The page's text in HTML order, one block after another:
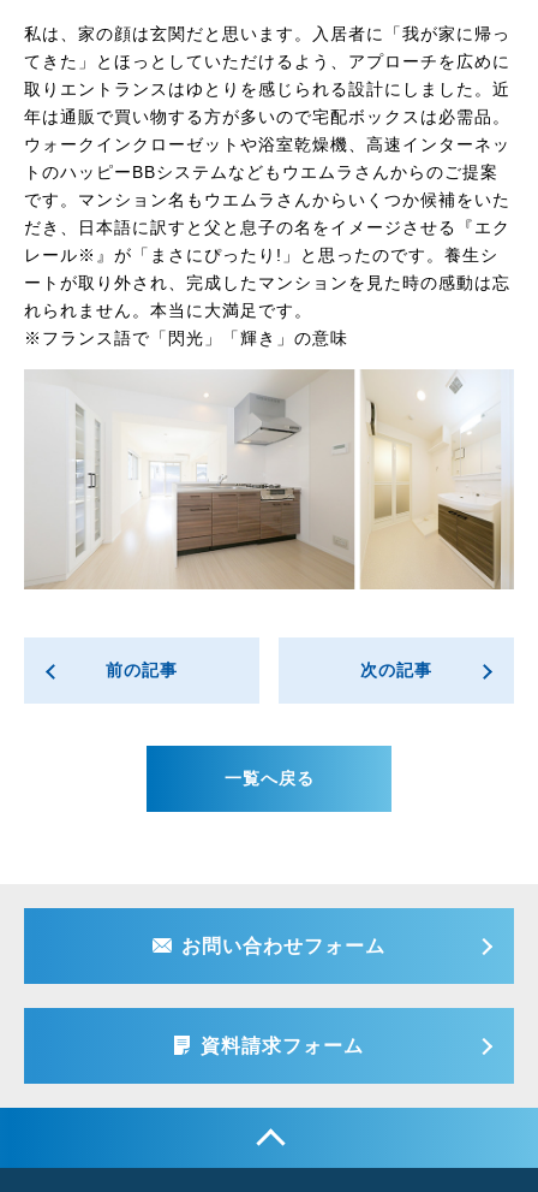
私は、家の顔は玄関だと思います。入居者に「我が家に帰っ
てきた」とほっとしていただけるよう、アプローチを広めに
取りエントランスはゆとりを感じられる設計にしました。近
年は通販で買い物する方が多いので宅配ボックスは必需品。
ウォークインクローゼットや浴室乾燥機、高速インターネッ
トのハッピーBBシステムなどもウエムラさんからのご提案
です。マンション名もウエムラさんからいくつか候補をいた
だき、日本語に訳すと父と息子の名をイメージさせる『エク
レール※』が「まさにぴったり!」と思ったのです。養生シ
ートが取り外され、完成したマンションを見た時の感動は忘
れられません。本当に大満足です。
※フランス語で「閃光」「輝き」の意味
前の記事
一覧へ戻る
次の記事
お問い合わせフォーム
資料請求フォーム